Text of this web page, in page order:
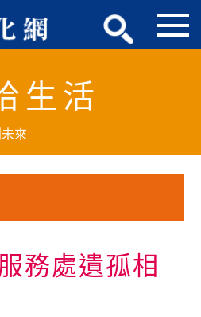
生活
來
務處遺孤相